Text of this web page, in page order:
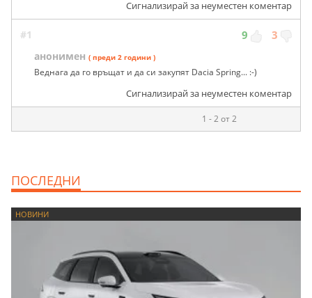
Сигнализирай за неуместен коментар
#1 9 3
анонимен ( преди 2 години )
Веднага да го връщат и да си закупят Dacia Spring... :-)
Сигнализирай за неуместен коментар
1 - 2 от 2
ПОСЛЕДНИ
НОВИНИ